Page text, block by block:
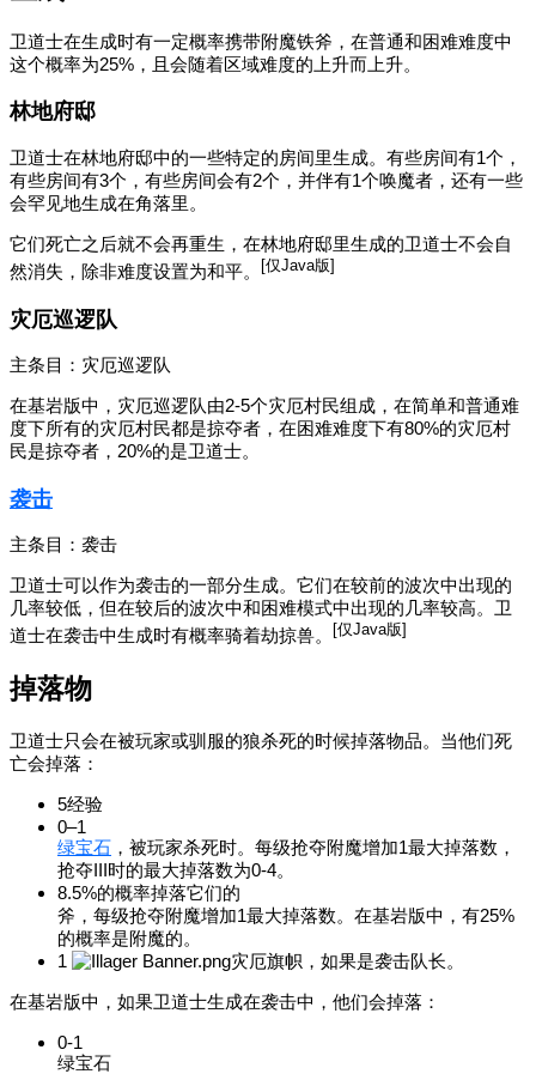
卫道士在生成时有一定概率携带附魔铁斧，在普通和困难难度中
这个概率为25%，且会随着区域难度的上升而上升。
林地府邸
卫道士在林地府邸中的一些特定的房间里生成。有些房间有1个，
有些房间有3个，有些房间会有2个，并伴有1个唤魔者，还有一些
会罕见地生成在角落里。
它们死亡之后就不会再重生，在林地府邸里生成的卫道士不会自
然消失，除非难度设置为和平。‌‌
[仅Java版]
灾厄巡逻队
主条目：灾厄巡逻队
在基岩版中，灾厄巡逻队由2-5个灾厄村民组成，在简单和普通难
度下所有的灾厄村民都是掠夺者，在困难难度下有80%的灾厄村
民是掠夺者，20%的是卫道士。
袭击
主条目：袭击
卫道士可以作为袭击的一部分生成。它们在较前的波次中出现的
几率较低，但在较后的波次中和困难模式中出现的几率较高。卫
道士在袭击中生成时有概率骑着劫掠兽。‌‌
[仅Java版]
掉落物
卫道士只会在被玩家或驯服的狼杀死的时候掉落物品。当他们死
亡会掉落：
5经验
0–1
绿宝石 ，被玩家杀死时。每级抢夺附魔增加1最大掉落数，
抢夺III时的最大掉落数为0-4。
8.5%的概率掉落它们的
斧 ，每级抢夺附魔增加1最大掉落数。在基岩版中，有25%
的概率是附魔的。
1
灾厄旗帜，如果是袭击队长。
在基岩版中，如果卫道士生成在袭击中，他们会掉落：
0-1
绿宝石